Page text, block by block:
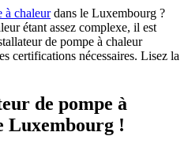
à chaleurdans le Luxembourg ?
étant assez complexe, il est
de pompe à chaleur
certifications nécessaires. Lisez la
de pompe à
Luxembourg !